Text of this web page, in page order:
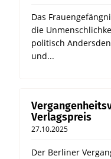
Das
die
politisch
und...
Verlagspreis
27.10.2025
Der Berliner